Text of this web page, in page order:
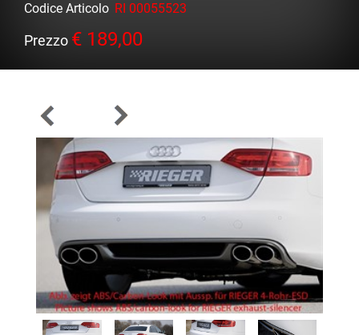
Codice Articolo RI 00055523
Prezzo € 189,00